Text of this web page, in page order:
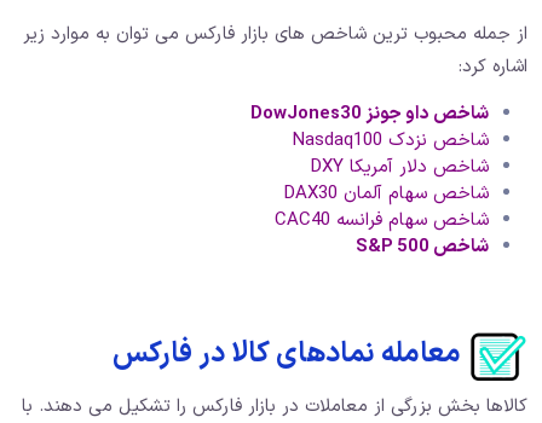
از جمله محبوب ترین شاخص های بازار فارکس می توان به موارد زیر
اشاره کرد:
شاخص داو جونزDowJones30
شاخص نزدک Nasdaq100
شاخص دلار آمریکا DXY
شاخص سهام آلمان DAX30
شاخص سهام فرانسه CAC40
شاخص S&P 500
معامله نمادهای کالا در فارکس
کالاها بخش بزرگی از معاملات در بازار فارکس را تشکیل می دهند. با